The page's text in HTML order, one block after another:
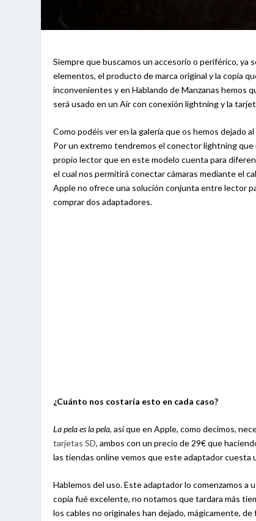
Siempre que buscamos un accesorio o periférico,
elementos, el producto de marca original y la copia
inconvenientes y en Hablando de Manzanas hemos
será usado en un Air con conexión lightning y la
Como podéis ver en la galería que os hemos dejado
Por un extremo tendremos el conector lightning
propio lector que en este modelo cuenta para
el cual nos permitirá conectar cámaras mediante el
Apple no ofrece una solución conjunta entre lector
comprar dos adaptadores.
¿Cuánto nos costaría esto en cada caso?
La pela es la pela, así que en Apple, como decimos,
tarjetas SD, ambos con un precio de 29€ que
las tiendas online vemos que este adaptador cuesta
Hablemos del uso. Este adaptador lo comenzamos
copia fué excelente, no notamos que tardara más
los cables no originales han dejado, mágicamente,